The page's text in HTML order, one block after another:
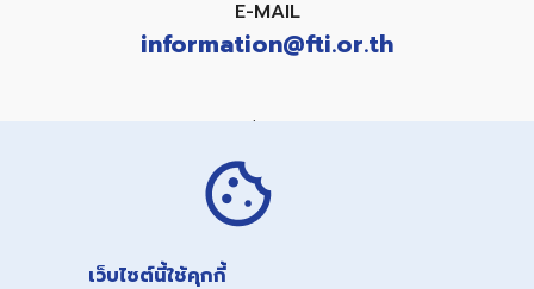
เว็บไซต์นี้ใช้คุกกี้
E-MAIL
information@fti.or.th
PRIVACY NOTICE
Copyright©